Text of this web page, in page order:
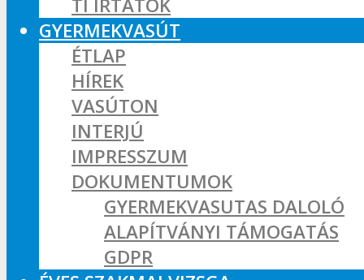
TI ÍRTÁTOK
GYERMEKVASÚT
ÉTLAP
HÍREK
VASÚTON
INTERJÚ
IMPRESSZUM
DOKUMENTUMOK
GYERMEKVASUTAS DALOLÓ
ALAPÍTVÁNYI TÁMOGATÁS
GDPR